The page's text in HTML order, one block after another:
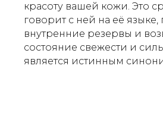
красоту вашей кожи. Это
говорит с ней на её
внутренние резервы и
состояние свежести и
является истинным